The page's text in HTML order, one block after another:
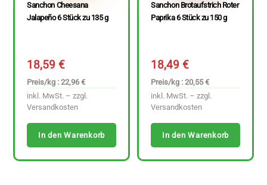
Sanchon Cheesana
Jalapeño 6 Stück zu 135 g
18,59€
Preis/kg : 22,96 €
inkl. MwSt. – zzgl.
Versandkosten
In den Warenkorb
Sanchon Brotaufstrich Roter
Paprika 6 Stück zu 150 g
18,49€
Preis/kg : 20,55 €
inkl. MwSt. – zzgl.
Versandkosten
In den Warenkorb